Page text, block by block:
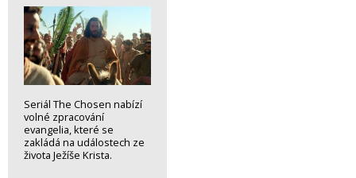
Seriál The Chosen nabízí
volné zpracování
evangelia, které se
zakládá na událostech ze
života Ježíše Krista.